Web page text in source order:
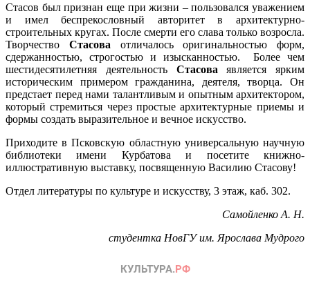
Стасов был признан еще при жизни – пользовался уважением
и имел беспрекословный авторитет в архитектурно-
строительных кругах. После смерти его слава только возросла.
Творчество Стасова отличалось оригинальностью форм,
сдержанностью, строгостью и изысканностью. Более чем
шестидесятилетняя деятельность Стасова является ярким
историческим примером гражданина, деятеля, творца. Он
предстает перед нами талантливым и опытным архитектором,
который стремиться через простые архитектурные приемы и
формы создать выразительное и вечное искусство.
Приходите в Псковскую областную универсальную научную
библиотеки имени Курбатова и посетите книжно-
иллюстративную выставку, посвященную Василию Стасову!
Отдел литературы по культуре и искусству, 3 этаж, каб. 302.
Самойленко А. Н.
студентка НовГУ им. Ярослава Мудрого